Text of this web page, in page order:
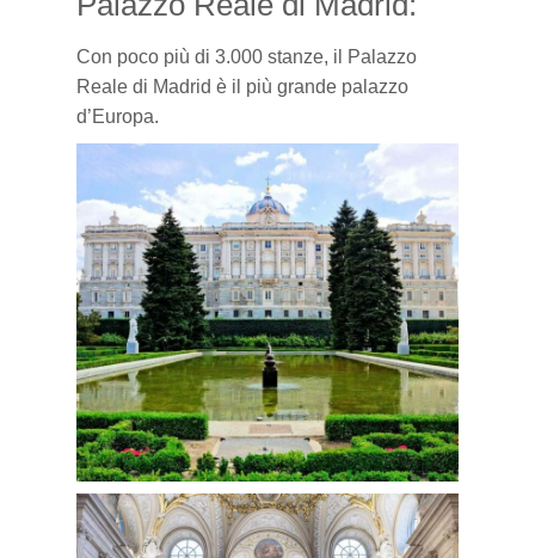
Con poco più di 3.000 stanze, il Palazzo
Reale di Madrid è il più grande palazzo
d’Europa.